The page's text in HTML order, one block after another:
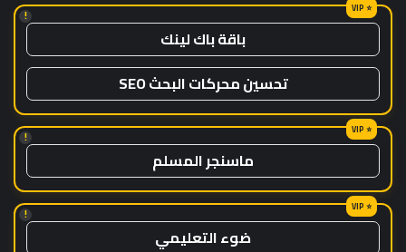
!
باقة باك لينك
تحسين محركات البحث SEO
!
ماسنجر المسلم
!
ضوء التعليمي